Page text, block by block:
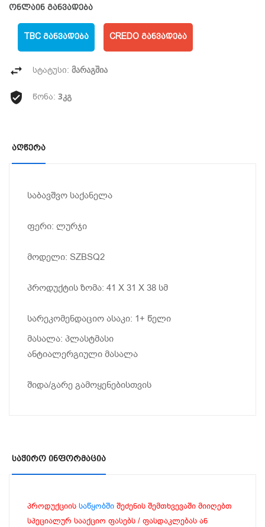
ონლაინ განვადება
TBC ᲒᲐᲜᲕᲐᲓᲔᲑᲐ CREDO ᲒᲐᲜᲕᲐᲓᲔᲑᲐ
სტატუსი: მარაგშია
წონა: 3კგ
Აღწერა
საბავშვო საქანელა
ფერი: ლურჯი
მოდელი: SZBSQ2
პროდუქტის ზომა: 41 X 31 X 38 სმ
სარეკომენდაციო ასაკი: 1+ წელი
მასალა: პლასტმასი
ანტიალერგიული მასალა
შიდა/გარე გამოყენებისთვის
Საჭირო Ინფორმაცია
პროდუქციის საწყობში შეძენის შემთხვევაში მიიღებთ
სპეციალურ სააქციო ფასებს / ფასდაკლებას ან